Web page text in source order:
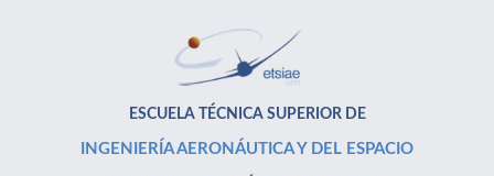
ESCUELA TÉCNICA SUPERIOR DE
INGENIERÍA AERONÁUTICA Y DEL ESPACIO